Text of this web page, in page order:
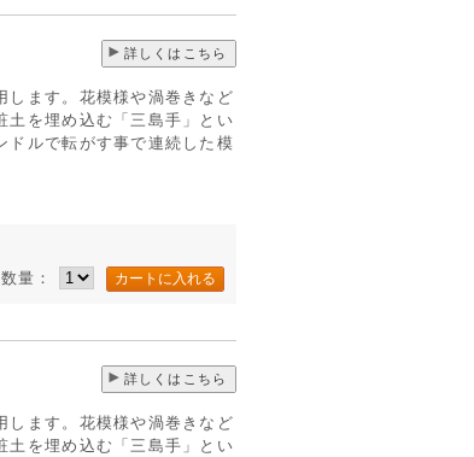
詳しくはこちら
します。花模様や渦巻きなど
土を埋め込む「三島手」とい
ドルで転がす事で連続した模
量：
詳しくはこちら
します。花模様や渦巻きなど
土を埋め込む「三島手」とい